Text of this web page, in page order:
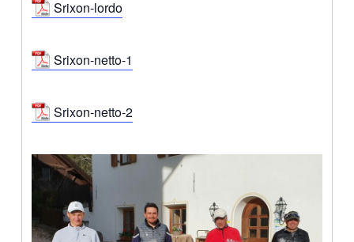
Srixon-lordo
Srixon-netto-1
Srixon-netto-2